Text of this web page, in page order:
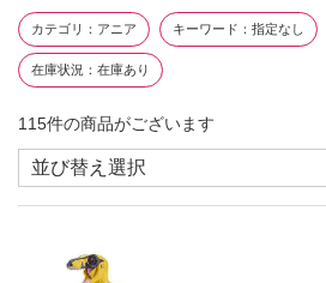
カテゴリ アニア キーワード 指定なし
在庫状況 在庫あり
115件の商品がございます